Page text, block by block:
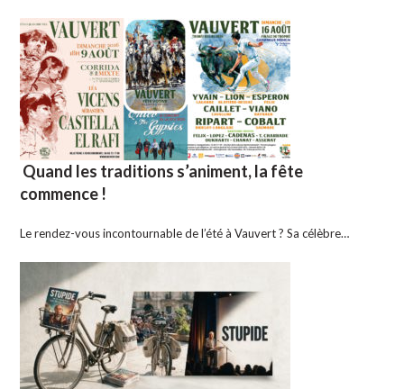
Quand les traditions s’animent, la fête
commence !
Le rendez-vous incontournable de l’été à Vauvert ? Sa célèbre…